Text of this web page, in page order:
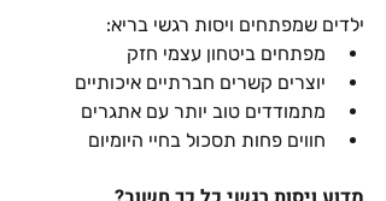
ילדים שמפתחים ויסות רגשי בריא:
מפתחים ביטחון עצמי חזק
יוצרים קשרים חברתיים איכותיים
מתמודדים טוב יותר עם אתגרים
חווים פחות תסכול בחיי היומיום